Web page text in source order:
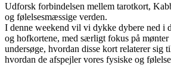
Udforsk forbindelsen mellem tarotkort,
og følelsesmæssige verden.
I denne weekend vil vi dykke dybere ned i
og hofkortene, med særligt fokus på
undersøge, hvordan disse kort relaterer sig
hvordan de afspejler vores fysiske og